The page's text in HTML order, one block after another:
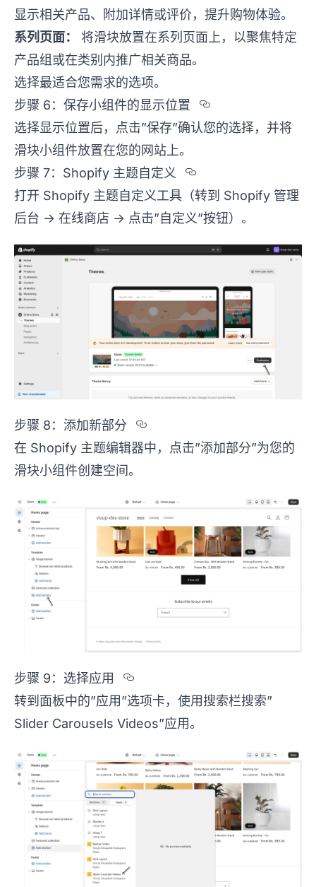
显示相关产品、附加详情或评价，提升购物体验。
系列页面：
将滑块放置在系列页面上，以聚焦特定
产品组或在类别内推广相关商品。
选择最适合您需求的选项。
步骤 6：保存小组件的显示位置
Section titled
选择显示位置后，点击”保存”确认您的选择，并将
滑块小组件放置在您的网站上。
步骤 7：Shopify 主题自定义
Section titled
打开 Shopify 主题自定义工具（转到 Shopify 管理
后台 -> 在线商店 -> 点击”自定义”按钮）。
步骤 8：添加新部分
Section titled
在 Shopify 主题编辑器中，点击”添加部分”为您的
滑块小组件创建空间。
步骤 9：选择应用
Section titled
转到面板中的”应用”选项卡，使用搜索栏搜索”
Slider Carousels Videos”应用。